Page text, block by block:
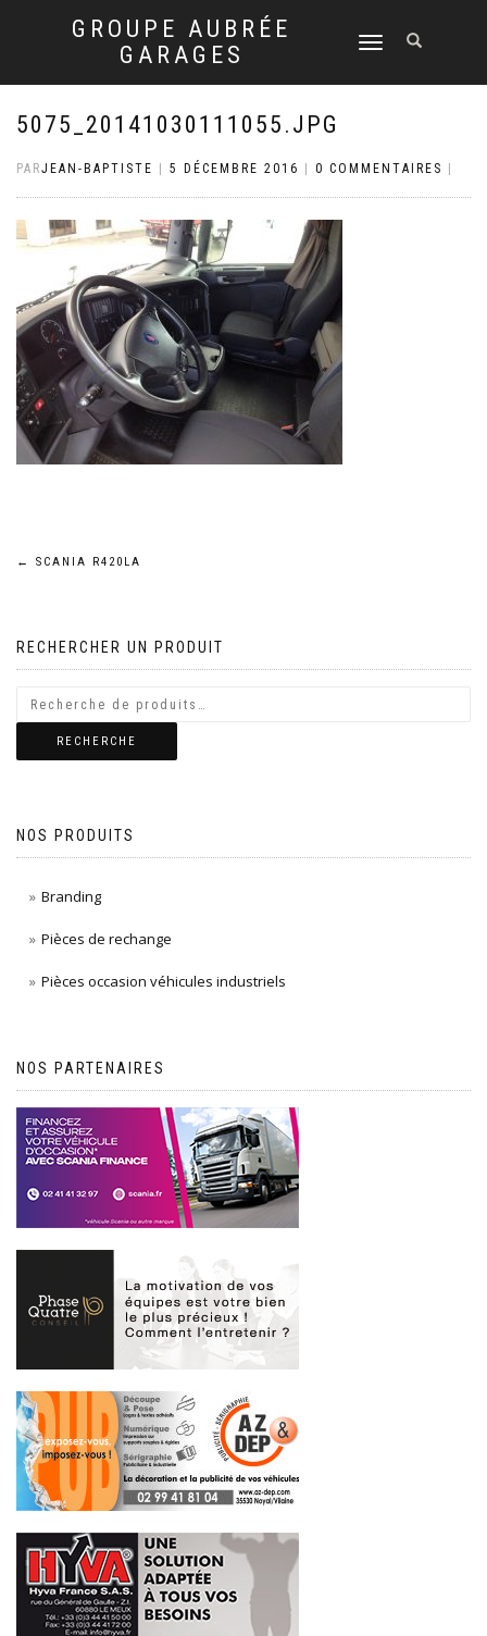
GROUPE AUBRÉE
GARAGES
DÉPLIER
NAVIGATION
5075_20141030111055.JPG
PARJEAN-BAPTISTE 5 DÉCEMBRE 2016 0 COMMENTAIRES
Navigation
l’article
← SCANIA R420LA
RECHERCHER UN PRODUIT
RECHERCHE
NOS PRODUITS
Branding
Pièces de rechange
Pièces occasion véhicules industriels
NOS PARTENAIRES